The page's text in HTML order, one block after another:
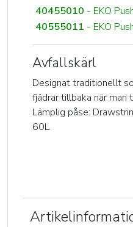
40455010 - EKO
40555011 - EKO
Avfallskärl
Designat traditionellt
fjädrar tillbaka när man
Lämplig påse:
60L